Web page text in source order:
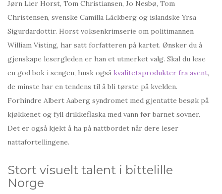
Jørn Lier Horst, Tom Christiansen, Jo Nesbø, Tom
Christensen, svenske Camilla Läckberg og islandske Yrsa
Sigurdardottir. Horst voksenkrimserie om politimannen
William Visting, har satt forfatteren på kartet. Ønsker du å
gjenskape lesergleden er han et utmerket valg. Skal du lese
en god bok i sengen, husk også kvalitetsprodukter fra avent,
de minste har en tendens til å bli tørste på kvelden.
Forhindre Albert Aaberg syndromet med gjentatte besøk på
kjøkkenet og fyll drikkeflaska med vann før barnet sovner.
Det er også kjekt å ha på nattbordet når dere leser
nattafortellingene.
Stort visuelt talent i bittelille
Norge